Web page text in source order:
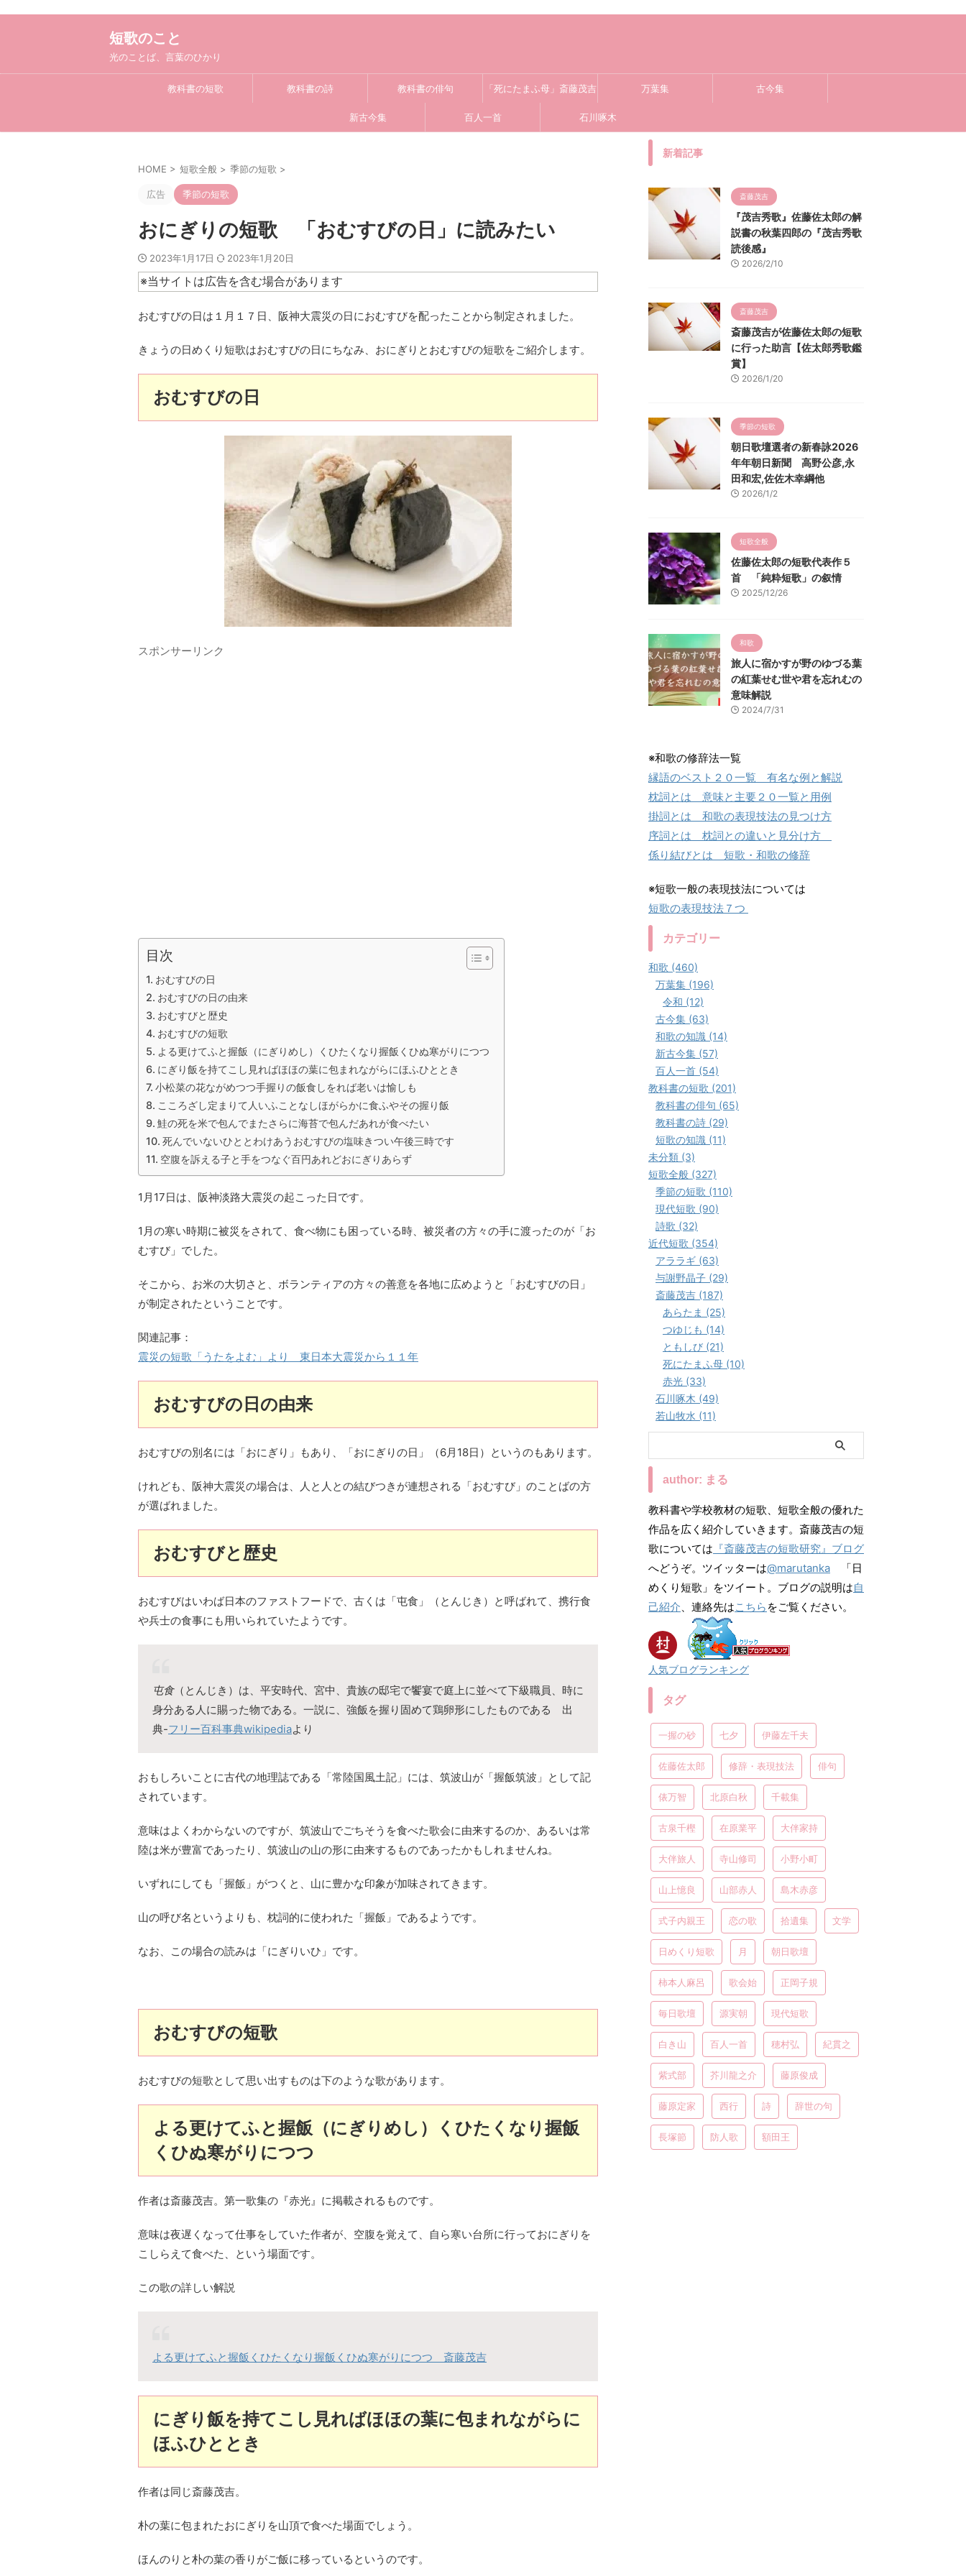
短歌のこと
光のことば、言葉のひかり
教科書の短歌 教科書の詩 教科書の俳句 「死にたまふ母」斎藤茂吉 万葉集 古今集
新古今集 百人一首 石川啄木
HOME > 短歌全般 > 季節の短歌 >
広告 季節の短歌
おにぎりの短歌 「おむすびの日」に読みたい
2023年1月17日 2023年1月20日
※当サイトは広告を含む場合があります
おむすびの日は１月１７日、阪神大震災の日におむすびを配ったことから制定されました。
きょうの日めくり短歌はおむすびの日にちなみ、おにぎりとおむすびの短歌をご紹介します。
おむすびの日
スポンサーリンク
目次
おむすびの日
おむすびの日の由来
おむすびと歴史
おむすびの短歌
よる更けてふと握飯（にぎりめし）くひたくなり握飯くひぬ寒がりにつつ
にぎり飯を持てこし見ればほほの葉に包まれながらにほふひととき
小松菜の花ながめつつ手握りの飯食しをれば老いは愉しも
こころざし定まりて人いふことなしほがらかに食ふやその握り飯
鮭の死を米で包んでまたさらに海苔で包んだあれが食べたい
死んでいないひととわけあうおむすびの塩味きつい午後三時です
空腹を訴える子と手をつなぐ百円あれどおにぎりあらず
1月17日は、阪神淡路大震災の起こった日です。
1月の寒い時期に被災をされて、食べ物にも困っている時、被災者の方々の手に渡ったのが「お
むすび」でした。
そこから、お米の大切さと、ボランティアの方々の善意を各地に広めようと「おむすびの日」
が制定されたということです。
関連記事：
震災の短歌「うたをよむ」より 東日本大震災から１１年
おむすびの日の由来
おむすびの別名には「おにぎり」もあり、「おにぎりの日」（6月18日）というのもあります。
けれども、阪神大震災の場合は、人と人との結びつきが連想される「おむすび」のことばの方
が選ばれました。
おむすびと歴史
おむすびはいわば日本のファストフードで、古くは「屯食」（とんじき）と呼ばれて、携行食
や兵士の食事にも用いられていたようです。
屯食（とんじき）は、平安時代、宮中、貴族の邸宅で饗宴で庭上に並べて下級職員、時に
身分ある人に賜った物である。一説に、強飯を握り固めて鶏卵形にしたものである 出
典-フリー百科事典wikipediaより
おもしろいことに古代の地理誌である「常陸国風土記」には、筑波山が「握飯筑波」として記
されています。
意味はよくわからないのですが、筑波山でごちそうを食べた歌会に由来するのか、あるいは常
陸は米が豊富であったり、筑波山の山の形に由来するものであったかもしれませんね。
いずれにしても「握飯」がつくと、山に豊かな印象が加味されてきます。
山の呼び名というよりも、枕詞的に使われた「握飯」であるようです。
なお、この場合の読みは「にぎりいひ」です。
おむすびの短歌
おむすびの短歌として思い出すものは下のような歌があります。
よる更けてふと握飯（にぎりめし）くひたくなり握飯
くひぬ寒がりにつつ
作者は斎藤茂吉。第一歌集の『赤光』に掲載されるものです。
意味は夜遅くなって仕事をしていた作者が、空腹を覚えて、自ら寒い台所に行っておにぎりを
こしらえて食べた、という場面です。
この歌の詳しい解説
よる更けてふと握飯くひたくなり握飯くひぬ寒がりにつつ 斎藤茂吉
にぎり飯を持てこし見ればほほの葉に包まれながらに
ほふひととき
作者は同じ斎藤茂吉。
朴の葉に包まれたおにぎりを山頂で食べた場面でしょう。
ほんのりと朴の葉の香りがご飯に移っているというのです。
新着記事
斎藤茂吉
『茂吉秀歌』佐藤佐太郎の解
説書の秋葉四郎の『茂吉秀歌
読後感』
2026/2/10
斎藤茂吉
斎藤茂吉が佐藤佐太郎の短歌
に行った助言【佐太郎秀歌鑑
賞】
2026/1/20
季節の短歌
朝日歌壇選者の新春詠2026
年年朝日新聞 高野公彦,永
田和宏,佐佐木幸綱他
2026/1/2
短歌全般
佐藤佐太郎の短歌代表作５
首 「純粋短歌」の叙情
2025/12/26
和歌
旅人に宿かすが野のゆづる葉
の紅葉せむ世や君を忘れむの
意味解説
2024/7/31
※和歌の修辞法一覧
縁語のベスト２０一覧 有名な例と解説
枕詞とは 意味と主要２０一覧と用例
掛詞とは 和歌の表現技法の見つけ方
序詞とは 枕詞との違いと見分け方
係り結びとは 短歌・和歌の修辞
※短歌一般の表現技法については
短歌の表現技法７つ
カテゴリー
和歌 (460)
万葉集 (196)
令和 (12)
古今集 (63)
和歌の知識 (14)
新古今集 (57)
百人一首 (54)
教科書の短歌 (201)
教科書の俳句 (65)
教科書の詩 (29)
短歌の知識 (11)
未分類 (3)
短歌全般 (327)
季節の短歌 (110)
現代短歌 (90)
詩歌 (32)
近代短歌 (354)
アララギ (63)
与謝野晶子 (29)
斎藤茂吉 (187)
あらたま (25)
つゆじも (14)
ともしび (21)
死にたまふ母 (10)
赤光 (33)
石川啄木 (49)
若山牧水 (11)
author: まる
教科書や学校教材の短歌、短歌全般の優れた
作品を広く紹介していきます。斎藤茂吉の短
歌については 『斎藤茂吉の短歌研究』ブログ
へどうぞ。ツイッターは@marutanka 「日
めくり短歌」をツイート。ブログの説明は自
己紹介、連絡先はこちら をご覧ください。
人気ブログランキング
タグ
一握の砂 七夕 伊藤左千夫
佐藤佐太郎 修辞・表現技法 俳句
俵万智 北原白秋 千載集
古泉千樫 在原業平 大伴家持
大伴旅人 寺山修司 小野小町
山上憶良 山部赤人 島木赤彦
式子内親王 恋の歌 拾遺集 文学
日めくり短歌 月 朝日歌壇
柿本人麻呂 歌会始 正岡子規
毎日歌壇 源実朝 現代短歌
白き山 百人一首 穂村弘 紀貫之
紫式部 芥川龍之介 藤原俊成
藤原定家 西行 詩 辞世の句
長塚節 防人歌 額田王